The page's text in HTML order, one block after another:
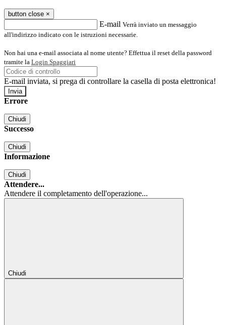
button close ×
E-mail Verrà inviato un messaggio
all'indirizzo indicato con le istruzioni necessarie.
Non hai una e-mail associata al nome utente? Effettua il reset della password
tramite la Login Spaggiari
E-mail inviata, si prega di controllare la casella di posta elettronica!
Errore
Chiudi
Successo
Chiudi
Informazione
Chiudi
Attendere...
Attendere il completamento dell'operazione...
Chiudi